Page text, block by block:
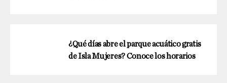
¿Qué días abre el parque acuático gratis
de Isla Mujeres? Conoce los horarios